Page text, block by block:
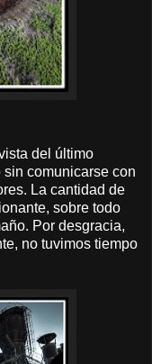
del último
comunicarse con
La cantidad de
sobre todo
Por desgracia,
no tuvimos tiempo